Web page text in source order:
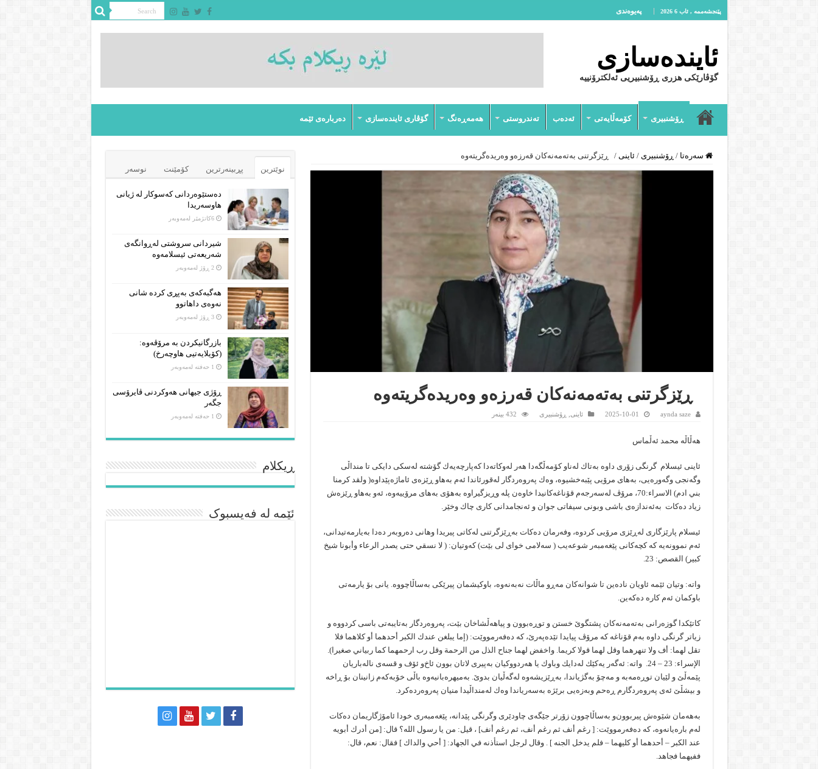
پێنجشەممە , ئاب 6 2026 پەیوەندى
ئایندەسازى
گۆڤارێکی هزری ڕۆشنبیریی ئەلکترۆنییە
ڕۆشنبیرى کۆمەڵایەتى ئەدەب تەندروستى هەمەڕەنگ گۆڤارى ئایندەسازى دەربارەى ئێمە
سەرەتا / ڕۆشنبیرى / ئاینى / ڕێزگرتنی بەتەمەنەكان قەرزەو وەریدەگریتەوە
ڕێزگرتنی بەتەمەنەكان قەرزەو وەریدەگریتەوە
aynda saze
2025-10-01 ئاینى ڕۆشنبیرى 432 بینەر
هەڵاڵە محمد ئەڵماس
ئاینی ئیسلام گرنگی زۆری داوە بەتاك لەناو كۆمەڵگەدا هەر لەوكاتەدا كەپارچەیەك گۆشتە لەسكی دایكی تا منداڵی
وگەنجی وگەورەیی، بەهای مرۆیی پێبەخشیوە، وەك پەروەردگار لەقورئاندا ئەم بەهاو ڕێزەی ئاماژەپێداوە( ولقد كرمنا
بني ادم) الاسراء:70، مرۆڤ لەسەرجەم قۆناغەكانیدا خاوەن پلە وڕیزگیراوە بەهۆی بەهای مرۆییەوە، ئەو بەهاو ڕێزەش
زیاد دەكات بەئەندازەی باشی وبونی سیفاتی جوان و ئەنجامدانی كاری چاك وخێر.
ئیسلام پارێزگاری لەڕێزی مرۆیی كردوە، وفەرمان دەكات بەڕێزگرتنی لەكاتی پیریدا وهانی دەروبەر دەدا بەیارمەتیدانی،
ئەم نموونەیە كە كچەكانی پێغەمبەر شوعەیب ( سەلامی خوای لی بێت) كەوتیان: ( لا نسقي حتی یصدر الرعا‌ء وأبونا شیخ
كبیر) القصص: 23.
واتە: وتیان ئێمە ئاویان نادەین تا شوانەكان مەڕو ماڵات نەبەنەوە، باوكیشمان پیرێكی بەساڵاچووە. یانی بۆ یارمەتی
باوكمان ئەم كارە دەكەین.
كاتێكدا گوزەرانی بەتەمەنەكان پشتگوێ‌ خستن و توڕەبوون و پیاهەڵشاخان بێت، پەروەردگار بەتایبەتی باسی كردووە و
زیاتر گرنگی داوە بەم قۆناغە كە مرۆڤ پیایدا تێدەپەرێ‌، كە دەفەرمووێت: (إما یبلغن عندك الكبر أحدهما أو كلاهما فلا
تقل لهما: أف ولا تنهرهما وقل لهما قولا كریما. واخفض لهما جناح الذل من الرحمة وقل رب ارحمهما كما ربیاني صغیرا).
الإسرا‌ء: 23 – 24. واتە: ئەگەر یەكێك لەدایك وباوك یا هەردووكیان بەپیری لاتان بوون ئاخ‌و ئۆف و قسەی نالەباریان
پێمەڵێ و لێیان توڕەمەبە و مەچۆ بەگژیاندا، بەڕێزیشەوە لەگەڵیان بدوێ‌. بەمیهرەبانیەوە باڵی خۆبەكەم زانینان بۆ ڕاخە
و بیشڵێ‌ ئەی پەروەردگارم ڕەحم وبەزەیی برێژە بەسەریاندا وەك لەمنداڵیدا منیان پەروەردەكرد.
بەهەمان شێوەش پیربوون‌و بەساڵاچوون زۆرتر جێگەی چاودێری وگرنگی پێدانە، پێغەمبەری خودا ئامۆژگاریمان دەكات
لەم بارەیانەوە، كە دەفەرمووێت: [ رغم أنف ثم رغم أنف، ثم رغم أنف] ، قیل: من یا رسول الله؟ قال: [من أدرك أبویه
عند الكبر – أحدهما أو كلیهما – فلم یدخل الجنە ] . وقال لرجل استأذنه في الجهاد: [ أحي والداك ] فقال: نعم، قال:
ففیهما فجاهد.
نوێترین پڕبینەرترین کۆمێنت نوسەر
دەستێوەردانی کەسوکار لە ژیانی
هاوسەریدا
6كاتژمێر لەمەوبەر
شیردانی سروشتی لەڕوانگەی
شەریعەتی ئیسلامەوە
2 ڕۆژ لەمەوبەر
هەگبەکەی بەپڕی کردە شانی
نەوەی داهاتوو
3 ڕۆژ لەمەوبەر
بازرگانیکردن بە مرۆڤەوە:
(کۆیلایەتیی هاوچەرخ)
1 حەفتە لەمەوبەر
ڕۆژی جیهانی هەوکردنی ڤایرۆسی
جگەر
1 حەفتە لەمەوبەر
ڕیکلام
ئێمە لە فەیسبوک